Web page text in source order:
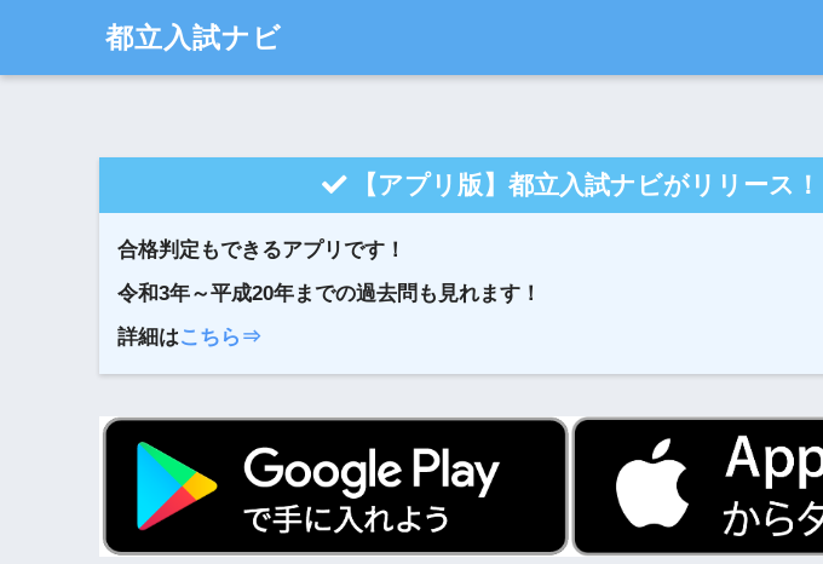
都立入試ナビ
【アプリ版】都立入試ナビがリリース！
合格判定もできるアプリです！
令和3年～平成20年までの過去問も見れます！
詳細はこちら⇒